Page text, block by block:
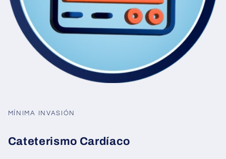
MÍNIMA INVASIÓN
Cateterismo Cardíaco